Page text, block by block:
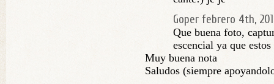
Goper febrero 4th,
Que buena foto,
escencial ya que
Muy buena nota
Saludos (siempre